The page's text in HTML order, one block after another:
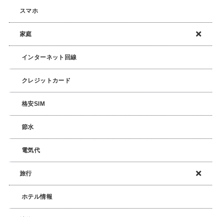
スマホ
家庭
インターネット回線
クレジットカード
格安SIM
節水
電気代
旅行
ホテル情報